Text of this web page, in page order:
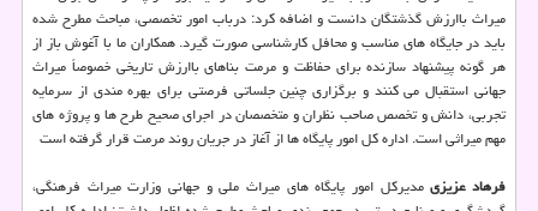
میراث باارزش گذشتگان دانست و اضافه كرد: درباب امور تخصصی، مباحث مطرح شده
باید در جایگاه های مناسب و محافل كارشناسی صورت گیرد. همكاران ما با آغوش باز از
هر گونه پیشنهاد سازنده برای حفاظت و مرمت بناهای باارزش تاریخی خصوصاً میراث
جهانی استقبال می كنند و برگزاری چنین جلساتی فرصتی برای بهره مندی از سرمایه
تجربی، دانش و تخصص صاحب نظران و متخصصان در اجرای صحیح طرح ها و پروژه های
مهم میراثی است. اداره كل امور پایگاه ها از آغاز در جریان روند مرمت قرار گرفته است
فرهاد عزیزیمدیركل امور پایگاه های میراث ملی و جهانی وزارت میراث فرهنگی،